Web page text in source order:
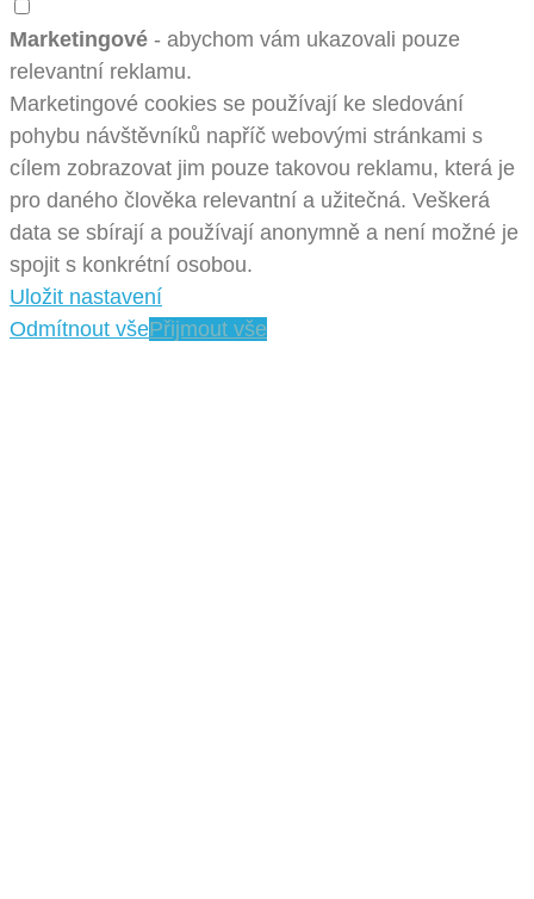
Marketingové - abychom vám ukazovali pouze
relevantní reklamu.
Marketingové cookies se používají ke sledování
pohybu návštěvníků napříč webovými stránkami s
cílem zobrazovat jim pouze takovou reklamu, která je
pro daného člověka relevantní a užitečná. Veškerá
data se sbírají a používají anonymně a není možné je
spojit s konkrétní osobou.
Uložit nastavení
Odmítnout všePřijmout vše